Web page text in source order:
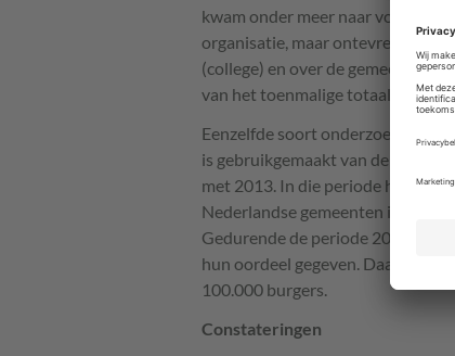
kwam onder meer naar voren dat
organisatie, maar ontevreden
(college) en over de
van het toenmalige totaalaantal
Eenzelfde soort onderzoek is
is gebruikgemaakt van de
met 2013. In die periode hebben
Nederlandse gemeenten in 2013
Gedurende de periode 2010 tot
hun oordeel gegeven. Daarmee
100.000 burgers.
Constateringen